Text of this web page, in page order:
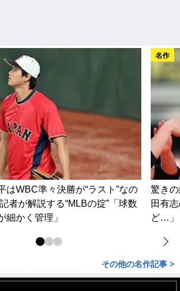
はWBC準々決勝が“ラスト”なの
者が解説する“MLBの掟”「球数
細かく管理」
名作
驚き
田有
ど…」
その他の名作記事 >